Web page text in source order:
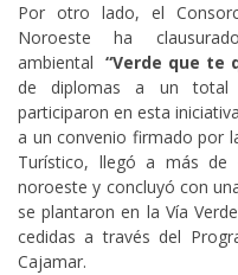
Por otro lado, el
Noroeste ha
ambiental “Verde que te
de diplomas a un total
participaron en esta
a un convenio firmado por
Turístico, llegó a más de
noroeste y concluyó con
se plantaron en la Vía
cedidas a través del
Cajamar.